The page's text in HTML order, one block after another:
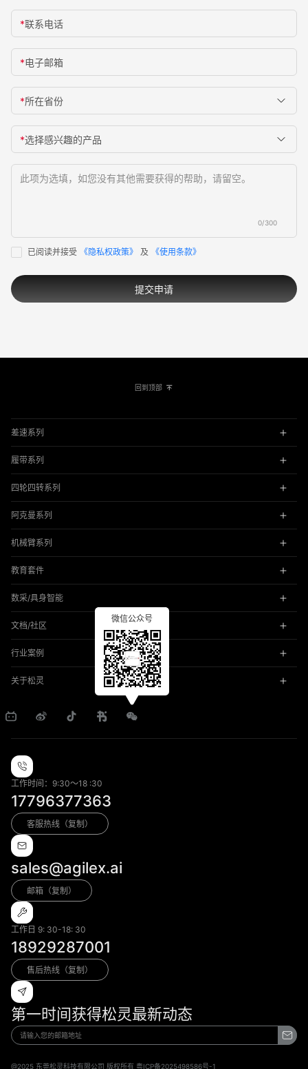
*联系电话
*电子邮箱
*所在省份
*选择感兴趣的产品
0/300
已阅读并接受 《隐私权政策》 及 《使用条款》
提交申请
回到顶部
差速系列
履带系列
四轮四转系列
阿克曼系列
机械臂系列
教育套件
数采/具身智能
文档/社区
行业案例
关于松灵
微信公众号
工作时间：9:30～18 :30
17796377363
客服热线（复制）
sales@agilex.ai
邮箱（复制）
工作日 9: 30-18: 30
18929287001
售后热线（复制）
第一时间获得松灵最新动态
@2025 东莞松灵科技有限公司 版权所有 粤ICP备2025498586号-1